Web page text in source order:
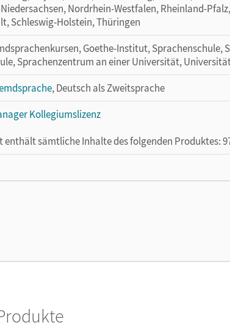
Nordrhein-Westfalen, Rheinland-
Schleswig-Holstein, Thüringen
Goethe-Institut, Sprachenschule,
Sprachenzentrum an einer Universität,
, Deutsch als Zweitsprache
Kollegiumslizenz
enthält sämtliche Inhalte des folgenden Produktes:
Lehrpersonen einer Schule die Nutzung des
Kuhn, Christina